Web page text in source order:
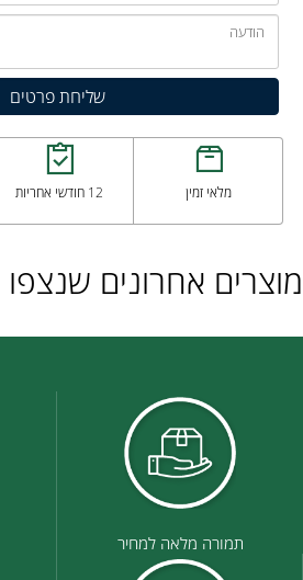
מלאי זמין 12 חודשי אחריות
מוצרים אחרונים שנצפו
תמורה מלאה למחיר